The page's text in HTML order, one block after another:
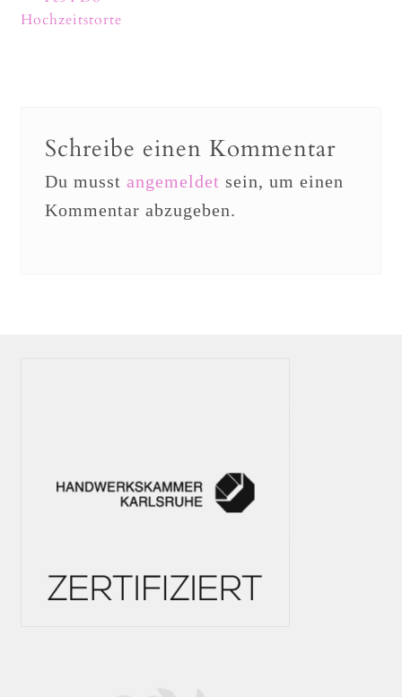
Hochzeitstorte
Schreibe einen Kommentar
Du musst angemeldet sein, um einen
Kommentar abzugeben.